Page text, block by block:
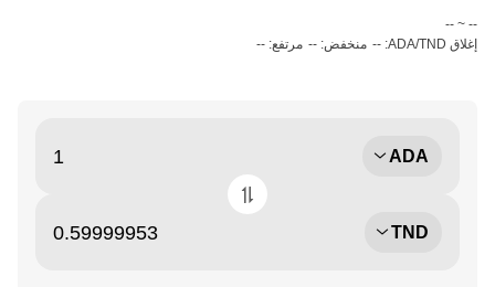
‏-- ~ ‎--‏
إغلاق ADA/TND: --
منخفض: -- مرتفع: --
ADA
TND